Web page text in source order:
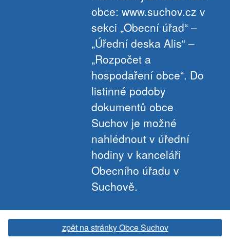
obce: www.suchov.cz v
sekci „Obecní úřad“ –
„Úřední deska Alis“ –
„Rozpočet a
hospodaření obce“. Do
listinné podoby
dokumentů obce
Suchov je možné
nahlédnout v úřední
hodiny v kanceláři
Obecního úřadu v
Suchově.
zpět na stránky Obce Suchov